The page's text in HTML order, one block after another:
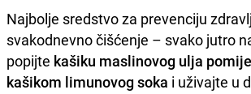
Najbolje sredstvo za prevenciju
svakodnevno čišćenje – svako jutro
popijte kašiku maslinovog ulja
kašikom limunovog soka i uživajte u